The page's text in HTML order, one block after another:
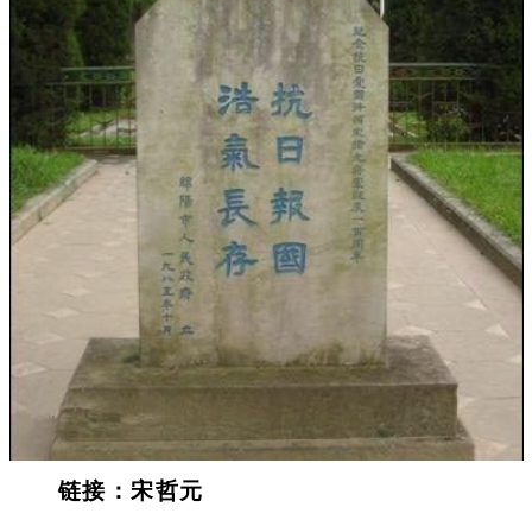
链接：宋哲元